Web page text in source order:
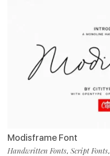
Modisframe Font
Handwritten Fonts, Script Fonts,